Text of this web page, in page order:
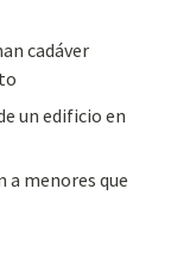
cadáver
un edificio en
menores que